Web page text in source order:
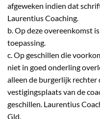
afgeweken indien dat
Laurentius Coaching.
b. Op deze overeenkomst
toepassing.
c. Op geschillen die
niet in goed onderling
alleen de burgerlijk rechter
vestigingsplaats van de
geschillen. Laurentius
Gld.